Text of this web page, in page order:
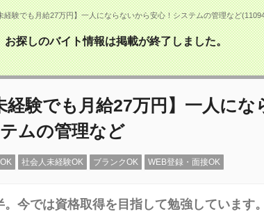
経験でも月給27万円】一人にならないから安心！システムの管理など
お探しのバイト情報は掲載が終了しました。
経験でも月給27万円】一人に
ムの管理など
社会人未経験OK ブランクOK WEB登録・面接OK
。今では資格取得を目指して勉強しています